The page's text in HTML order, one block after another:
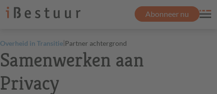
Abonneer nu
Overheid in Transitie|Partner achtergrond
Samenwerken aan
Privacy